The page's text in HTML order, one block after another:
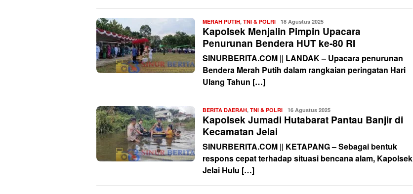
MERAH PUTIH, TNI & POLRI Redaksi
18 Agustus 2025
Kapolsek Menjalin Pimpin Upacara
Penurunan Bendera HUT ke-80 RI
SINURBERITA.COM || LANDAK – Upacara penurunan
Bendera Merah Putih dalam rangkaian peringatan Hari
Ulang Tahun […]
BERITA DAERAH, TNI & POLRI Redaksi
16 Agustus 2025
Kapolsek Jumadi Hutabarat Pantau Banjir di
Kecamatan Jelai
SINURBERITA.COM || KETAPANG – Sebagai bentuk
respons cepat terhadap situasi bencana alam, Kapolsek
Jelai Hulu […]